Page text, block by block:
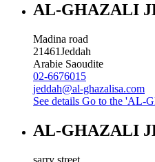
AL-GHAZALI
Madina road
21461Jeddah
Arabie Saoudite
02-6676015
jeddah@al-ghazalisa.com
See details Go to the 'AL-
AL-GHAZALI
sarry street